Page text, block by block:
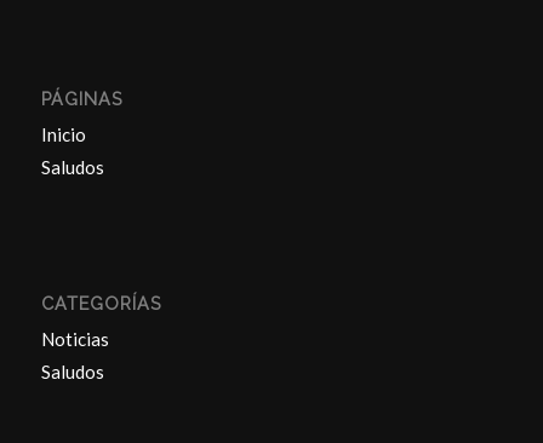
PÁGINAS
Inicio
Saludos
CATEGORÍAS
Noticias
Saludos